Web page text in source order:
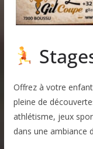
Offrez à votre
pleine de
athlétisme, jeux
dans une ambiance